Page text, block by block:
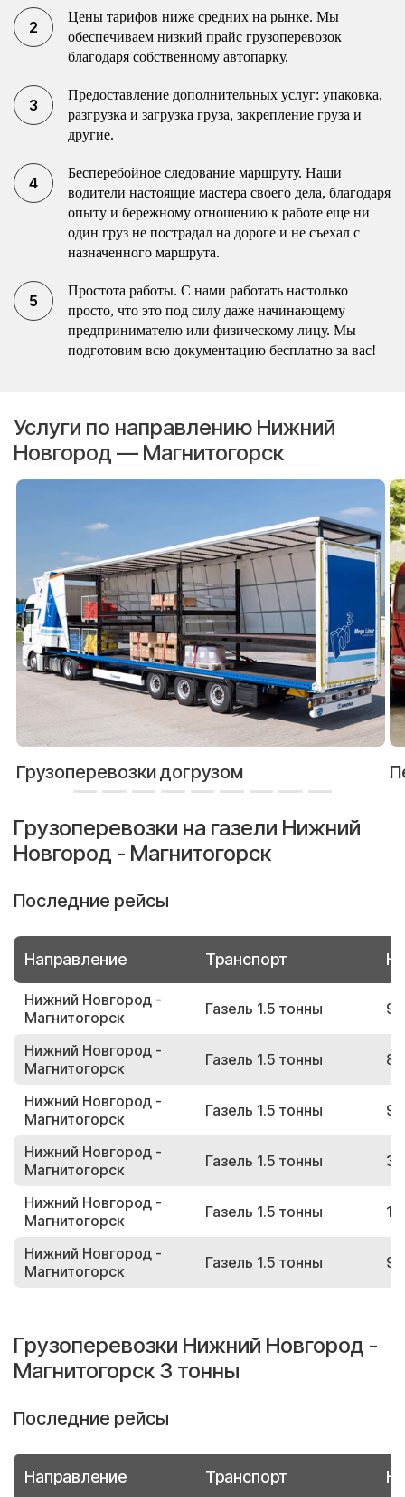
Цены тарифов ниже средних на рынке. Мы
обеспечиваем низкий прайс грузоперевозок
благодаря собственному автопарку.
Предоставление дополнительных услуг: упаковка,
разгрузка и загрузка груза, закрепление груза и
другие.
Бесперебойное следование маршруту. Наши
водители настоящие мастера своего дела, благодаря
опыту и бережному отношению к работе еще ни
один груз не пострадал на дороге и не съехал с
назначенного маршрута.
Простота работы. С нами работать настолько
просто, что это под силу даже начинающему
предпринимателю или физическому лицу. Мы
подготовим всю документацию бесплатно за вас!
Услуги по направлению Нижний
Новгород — Магнитогорск
Грузоперевозки догрузом
Грузоперевозки на газели Нижний
Новгород - Магнитогорск
Последние рейсы
Направление Транспорт
Нижний Новгород -
Магнитогорск
Газель 1.5 тонны
Нижний Новгород -
Магнитогорск
Газель 1.5 тонны
Нижний Новгород -
Магнитогорск
Газель 1.5 тонны
Нижний Новгород -
Магнитогорск
Газель 1.5 тонны
Нижний Новгород -
Магнитогорск
Газель 1.5 тонны
Нижний Новгород -
Магнитогорск
Газель 1.5 тонны
Грузоперевозки Нижний Новгород -
Магнитогорск 3 тонны
Последние рейсы
Направление Транспорт